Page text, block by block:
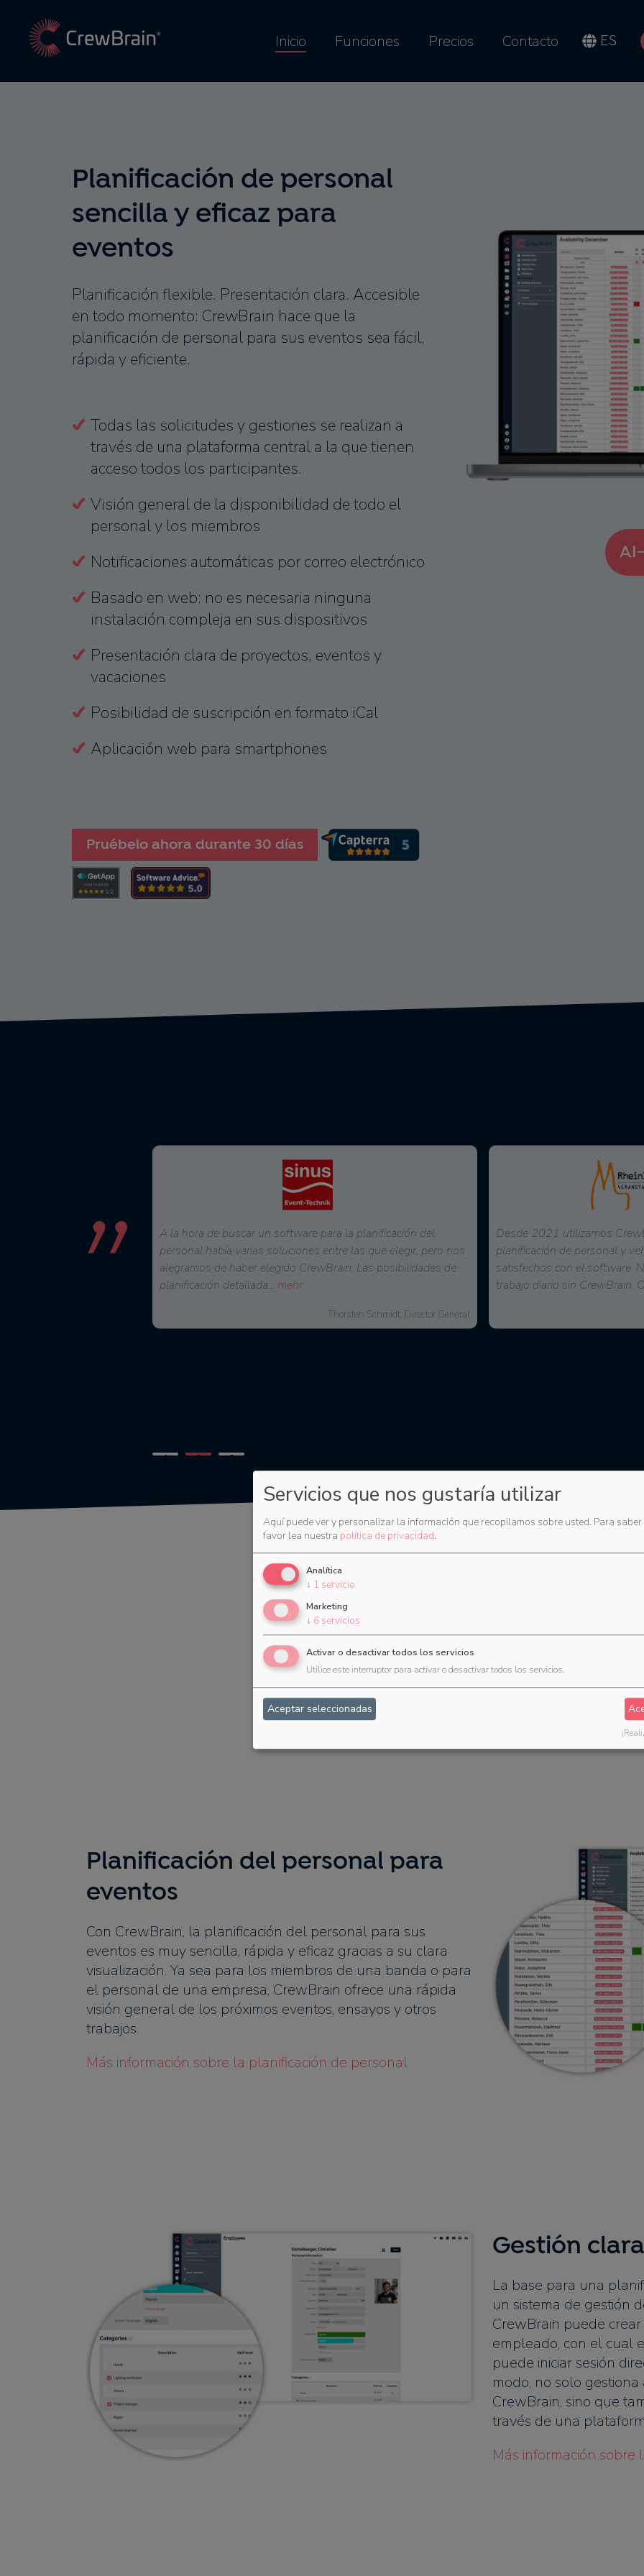
Inicio Funciones Precios Contacto ES
Planificación de personal
sencilla y eficaz para
eventos
Planificación flexible. Presentación clara. Accesible
en todo momento: CrewBrain hace que la
planificación de personal para sus eventos sea fácil,
rápida y eficiente.
Todas las solicitudes y gestiones se realizan a
través de una plataforma central a la que tienen
acceso todos los participantes.
Visión general de la disponibilidad de todo el
personal y los miembros
Notificaciones automáticas por correo electrónico
Basado en web: no es necesaria ninguna
instalación compleja en sus dispositivos
Presentación clara de proyectos, eventos y
vacaciones
Posibilidad de suscripción en formato iCal
Aplicación web para smartphones
Pruébelo ahora durante 30 días
para toda nuestra
y estamos muy
Desde que utilizamos CrewBrain para toda nuestra
planificación de personal, el tiempo diario que necesitan
nuestros planificadores ha disminuido considerablemente.
Pero sobre todo, los empleados también
David Floss, Director de Operaciones
Desde diciembre, tras una
utilizamos CrewBrain como
planificación. Especialmente
de proyectos ...mehr
1 2 3
Funciones de CrewBrain
Moderno, claro y disponible en cualquier
Planificación del personal para
eventos
Con CrewBrain, la planificación del personal para sus
eventos es muy sencilla, rápida y eficaz gracias a su clara
visualización. Ya sea para los miembros de una banda o para
el personal de una empresa, CrewBrain ofrece una rápida
visión general de los próximos eventos, ensayos y otros
trabajos.
Más información sobre la planificación de personal
Gestión
La base para una
un sistema de gestión
CrewBrain puede
empleado, con el cual
puede iniciar sesión
modo, no solo
CrewBrain, sino que
través de una
Más información
Servicios que nos gustaría utilizar
Aquí puede ver y personalizar la información que recopilamos sobre usted. Para
favor lea nuestra política de privacidad.
Analítica
↓ 1 servicio
Marketing
↓ 6 servicios
Activar o desactivar todos los servicios
Utilice este interruptor para activar o desactivar todos los servicios.
Aceptar seleccionadas